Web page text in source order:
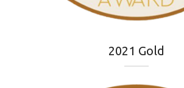
2021 Gold